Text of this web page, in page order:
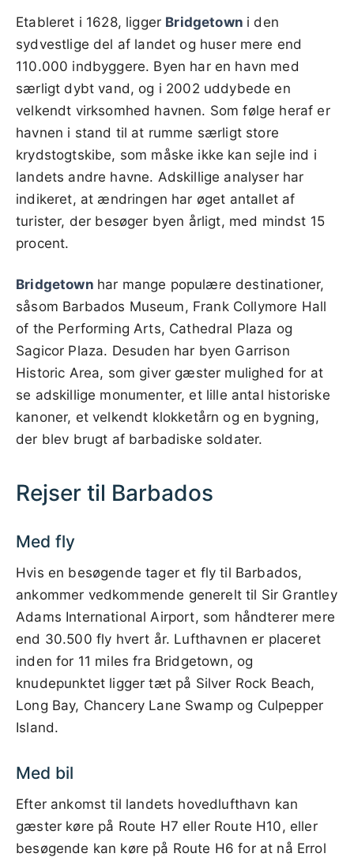
Etableret i 1628, ligger Bridgetown i den
sydvestlige del af landet og huser mere end
110.000 indbyggere. Byen har en havn med
særligt dybt vand, og i 2002 uddybede en
velkendt virksomhed havnen. Som følge heraf er
havnen i stand til at rumme særligt store
krydstogtskibe, som måske ikke kan sejle ind i
landets andre havne. Adskillige analyser har
indikeret, at ændringen har øget antallet af
turister, der besøger byen årligt, med mindst 15
procent.
Bridgetown har mange populære destinationer,
såsom Barbados Museum, Frank Collymore Hall
of the Performing Arts, Cathedral Plaza og
Sagicor Plaza. Desuden har byen Garrison
Historic Area, som giver gæster mulighed for at
se adskillige monumenter, et lille antal historiske
kanoner, et velkendt klokketårn og en bygning,
der blev brugt af barbadiske soldater.
Rejser til Barbados
Med fly
Hvis en besøgende tager et fly til Barbados,
ankommer vedkommende generelt til Sir Grantley
Adams International Airport, som håndterer mere
end 30.500 fly hvert år. Lufthavnen er placeret
inden for 11 miles fra Bridgetown, og
knudepunktet ligger tæt på Silver Rock Beach,
Long Bay, Chancery Lane Swamp og Culpepper
Island.
Med bil
Efter ankomst til landets hovedlufthavn kan
gæster køre på Route H7 eller Route H10, eller
besøgende kan køre på Route H6 for at nå Errol